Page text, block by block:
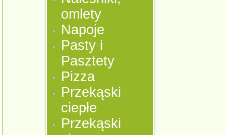
omlety
Napoje
Pasty i
Pasztety
Pizza
Przekąski
ciepłe
Przekąski